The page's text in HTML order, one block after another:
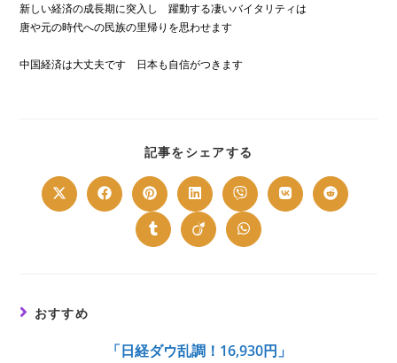
新しい経済の成長期に突入し 躍動する凄いバイタリティは
唐や元の時代への民族の里帰りを思わせます
中国経済は大丈夫です 日本も自信がつきます
記事をシェアする
CONTENT
Opens
in
Opens
in
window
Opens
in
a
new
window
Opens
in
a
new
window
Opens
in
a
new
window
Opens
in
Opens
in
Opens
in
Opens
in
Opens
in
おすすめ
「日経ダウ乱調！16,930円」